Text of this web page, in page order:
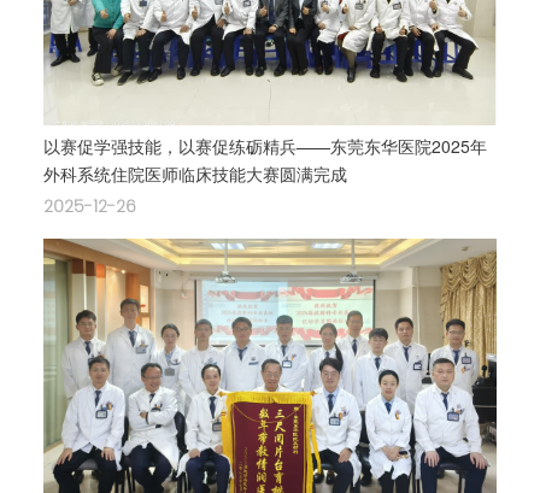
以赛促学强技能，以赛促练砺精兵——东莞东华医院2025年
外科系统住院医师临床技能大赛圆满完成
2025-12-26